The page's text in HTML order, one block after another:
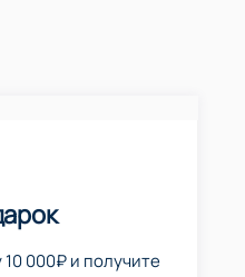
000₽ и получите